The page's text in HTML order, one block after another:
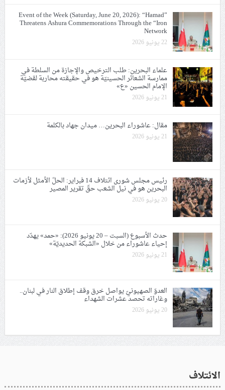
Event of the Week (Saturday, June 20, 2026): “Hamad”
Threatens Ashura Commemorations Through the “Iron
Network
22 يونيو 2026
علماء البحرين: طلب الترخيص والإجازة من السلطة في
ممارسة الشعائر الحسينيّة هو في حقيقته محاربة لقضيّة
الإمام الحسين «ع»
21 يونيو 2026
مقال: عاشوراء البحرين… ميدان جهاد بالكلمة
21 يونيو 2026
رئيس مجلس شورى ائتلاف 14 فبراير: الحلّ الأمثل لأزمات
البحرين هو في نيل الشعب حقّ تقرير المصير
20 يونيو 2026
حدث الأسبوع (السبت – 20 يونيو 2026): «حمد» يهدّد
إحياء عاشوراء من خلال «الشبكة الحديديّة»
21 يونيو 2026
العدوّ الصهيونيّ يواصل خرق وقف إطلاق النار في لبنان..
وغاراته تحصد عشرات الشهداء
20 يونيو 2026
الائتلاف